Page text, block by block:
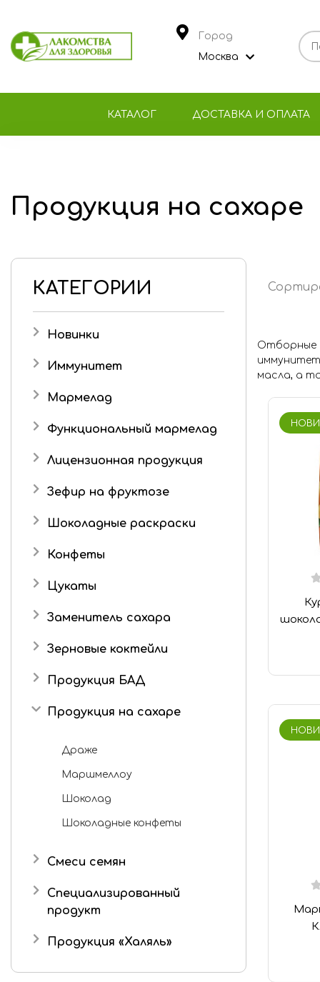
Город
Москва
КАТАЛОГ ДОСТАВКА И ОПЛАТА
Продукция на сахаре
КАТЕГОРИИ
Новинки
Иммунитет
Мармелад
Детский мармелад
сахара и фруктозы
Живые конфеты
Функциональный мармелад
Лицензионная продукция
Три кота
Зефир на фруктозе
Шоколадные раскраски
Конфеты
Цукаты
Заменитель сахара
Зерновые коктейли
Продукция БАД
Продукция на сахаре
Драже
Маршмеллоу
Шоколад
Шоколадные конфеты
Смеси семян
Специализированный
продукт
Продукция «Халяль»
Отборные
масла, а